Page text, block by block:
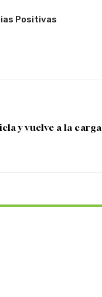
Positivas
y vuelve a la carga